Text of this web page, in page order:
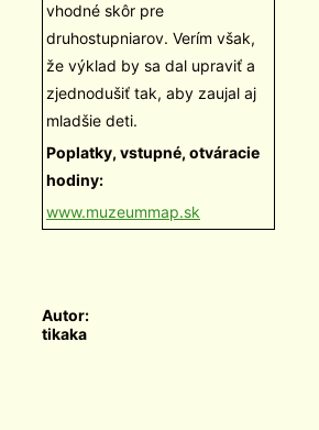
vhodné skôr pre
druhostupniarov. Verím však,
že výklad by sa dal upraviť a
zjednodušiť tak, aby zaujal aj
mladšie deti.
Poplatky, vstupné, otváracie
hodiny:
www.muzeummap.sk
Autor:
tikaka